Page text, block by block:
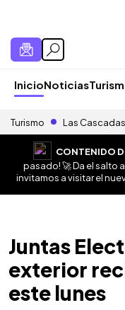
InicioNoticias
Turismo Las Cascadas
CONTENIDO
pasado! 🚀 Da el salto
invitamos a visitar el
Juntas
exterior
este lunes